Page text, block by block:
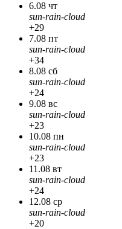
6.08 чт
sun-rain-cloud
+29
7.08 пт
sun-rain-cloud
+34
8.08 сб
sun-rain-cloud
+24
9.08 вс
sun-rain-cloud
+23
10.08 пн
sun-rain-cloud
+23
11.08 вт
sun-rain-cloud
+24
12.08 ср
sun-rain-cloud
+20